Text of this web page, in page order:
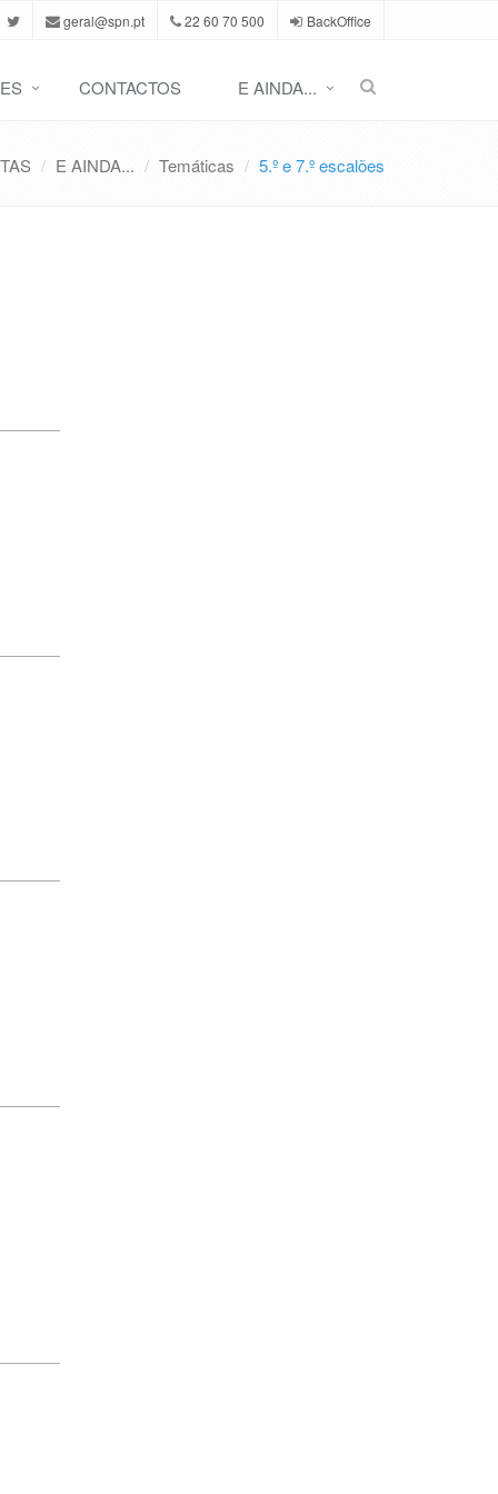
geral@spn.pt 22 60 70 500 BackOffice
CONTACTOS E AINDA...
E AINDA... Temáticas 5.º e 7.º escalões